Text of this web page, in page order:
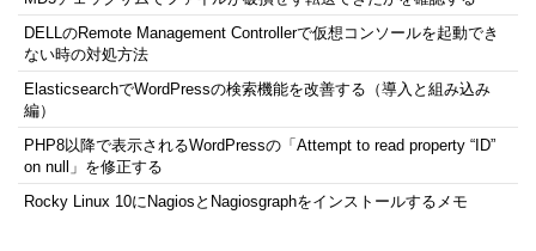
DELLのRemote Management Controllerで仮想コンソールを起動でき
ない時の対処方法
ElasticsearchでWordPressの検索機能を改善する（導入と組み込み
編）
PHP8以降で表示されるWordPressの「Attempt to read property “ID”
on null」を修正する
Rocky Linux 10にNagiosとNagiosgraphをインストールするメモ